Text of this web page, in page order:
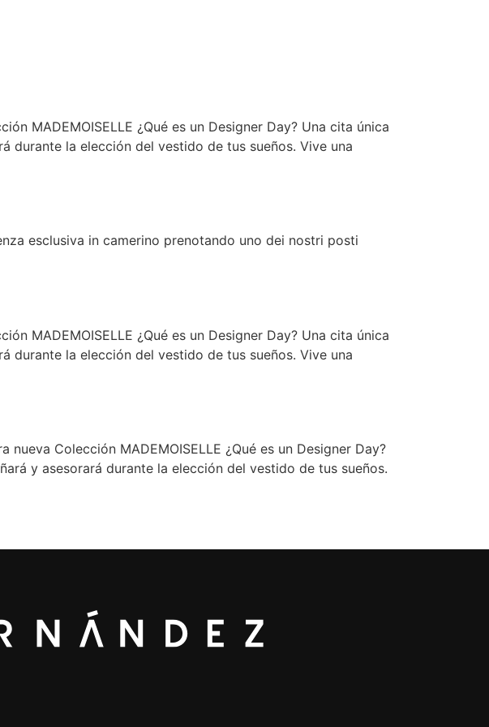
MADEMOISELLE ¿Qué es un Designer Day? Una cita única
durante la elección del vestido de tus sueños. Vive una
esclusiva in camerino prenotando uno dei nostri posti
MADEMOISELLE ¿Qué es un Designer Day? Una cita única
durante la elección del vestido de tus sueños. Vive una
Colección MADEMOISELLE ¿Qué es un Designer Day?
y asesorará durante la elección del vestido de tus sueños.